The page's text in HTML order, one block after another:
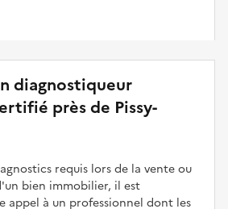
diagnostiqueur
près de Pissy-
requis lors de la vente ou
bien immobilier, il est
appel à un professionnel dont les